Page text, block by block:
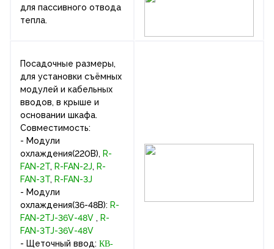
для пассивного отвода
тепла.
Посадочные размеры,
для установки съёмных
модулей и кабельных
вводов, в крыше и
основании шкафа.
Совместимость:
- Модули
охлаждения(220В), R-
FAN-2T, R-FAN-2J, R-
FAN-3T, R-FAN-3J
- Модули
охлаждения(36-48В): R-
FAN-2TJ-36V-48V , R-
FAN-3TJ-36V-48V
- Щеточный ввод: КВ-